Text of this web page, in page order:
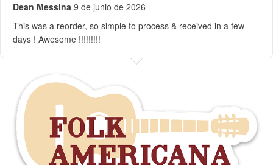
Dean Messina 9 de junio de 2026
This was a reorder, so simple to process & received in a few
days ! Awesome !!!!!!!!!